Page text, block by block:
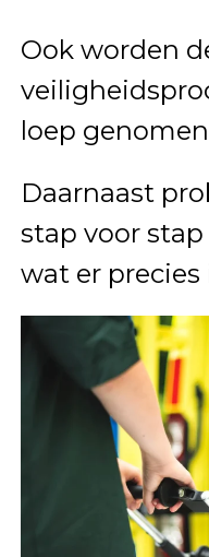
Ook worden
loep
Daarnaast
stap voor
wat er precies